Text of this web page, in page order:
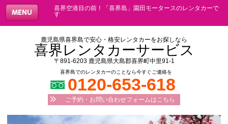
喜界空港目の前！「喜界島」園田モータースのレンタカーで
す
鹿児島県喜界島で安心・格安レンタカーをお探しなら
喜界レンタカーサービス
〒891-6203 鹿児島県大島郡喜界町中里91-1
喜界島でのレンタカーのことなら今すぐご連絡を
0120-653-618
ご予約・お問い合わせフォームはこちら